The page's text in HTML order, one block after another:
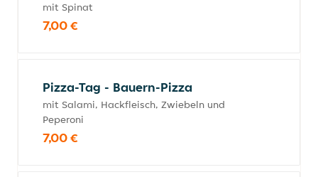
mit Spinat
7,00 €
Pizza-Tag - Bauern-Pizza
mit Salami, Hackfleisch, Zwiebeln und
Peperoni
7,00 €